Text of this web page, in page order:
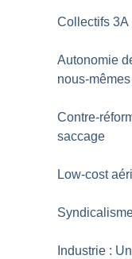
Collectifs 3A
Autonomie
nous-mêmes
Contre-
saccage
Low-cost
Industrie :